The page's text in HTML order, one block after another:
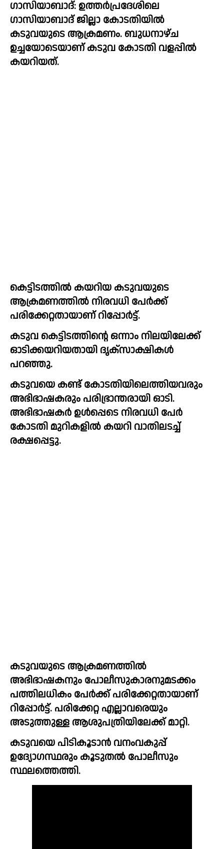
ഗാസിയാബാദ്: ഉത്തർപ്രദേശിലെ
ഗാസിയാബാദ് ജില്ലാ കോടതിയിൽ
കടുവയുടെ ആക്രമണം. ബുധനാഴ്ച
ഉച്ചയോടെയാണ് കടുവ കോടതി വളപ്പിൽ
കയറിയത്.
കെട്ടിടത്തിൽ കയറിയ കടുവയുടെ
ആക്രമണത്തിൽ നിരവധി പേർക്ക്
പരിക്കേറ്റതായാണ് റിപ്പോർട്ട്.
കടുവ കെട്ടിടത്തിന്റെ ഒന്നാം നിലയിലേക്ക്
ഓടിക്കയറിയതായി ദൃക്‌സാക്ഷികൾ
പറഞ്ഞു.
കടുവയെ കണ്ട് കോടതിയിലെത്തിയവരും
അഭിഭാഷകരും പരിഭ്രാന്തരായി ഓടി.
അഭിഭാഷകർ ഉൾപ്പെടെ നിരവധി പേർ
കോടതി മുറികളിൽ കയറി വാതിലടച്ച്
രക്ഷപ്പെട്ടു.
കടുവയുടെ ആക്രമണത്തിൽ
അഭിഭാഷകനും പോലീസുകാരനുമടക്കം
പത്തിലധികം പേർക്ക് പരിക്കേറ്റതായാണ്
റിപ്പോർട്ട്. പരിക്കേറ്റ എല്ലാവരെയും
അടുത്തുള്ള ആശുപത്രിയിലേക്ക് മാറ്റി.
കടുവയെ പിടികൂടാൻ വനംവകുപ്പ്
ഉദ്യോഗസ്ഥരും കൂടുതൽ പോലീസും
സ്ഥലത്തെത്തി.